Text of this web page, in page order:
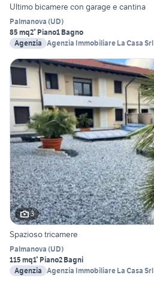
Ultimo bicamere con garage e cantina
Palmanova (UD)
85 mq2° Piano1 Bagno
Agenzia Agenzia Immobiliare La Casa Srl
3
Spazioso tricamere
Palmanova (UD)
115 mq1° Piano2 Bagni
Agenzia Agenzia Immobiliare La Casa Srl